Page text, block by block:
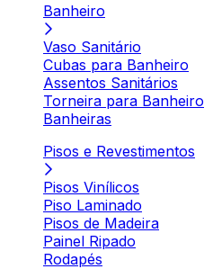
Banheiro
Vaso Sanitário
Cubas para Banheiro
Assentos Sanitários
Torneira para Banheiro
Banheiras
Pisos e Revestimentos
Pisos Vinílicos
Piso Laminado
Pisos de Madeira
Painel Ripado
Rodapés